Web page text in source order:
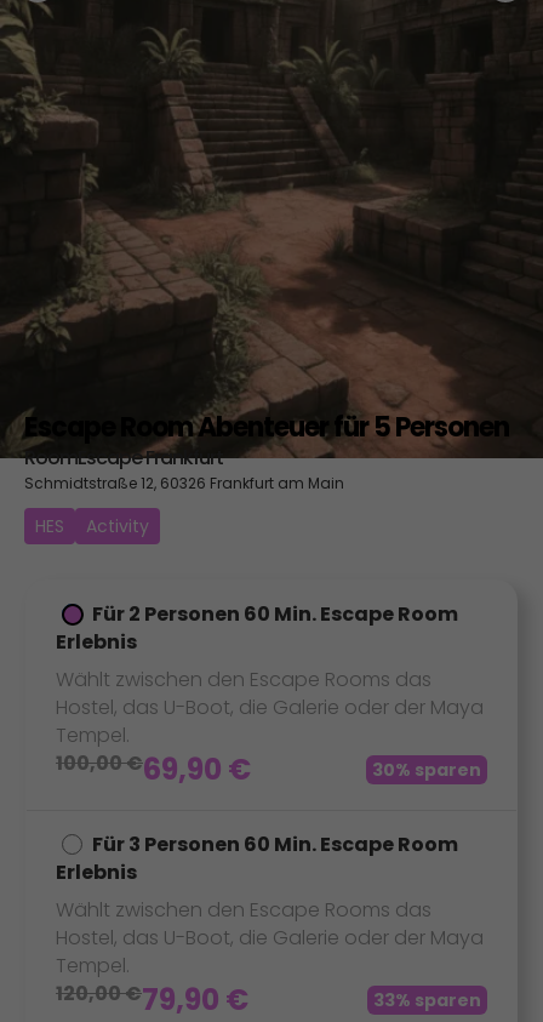
Escape Room Abenteuer für 5 Personen
RoomEscape Frankfurt
Schmidtstraße 12, 60326 Frankfurt am Main
HES Activity
Für 2 Personen 60 Min. Escape Room
Erlebnis
Wählt zwischen den Escape Rooms das
Hostel, das U-Boot, die Galerie oder der Maya
Tempel.
100,00€69,90 € 30% sparen
Für 3 Personen 60 Min. Escape Room
Erlebnis
Wählt zwischen den Escape Rooms das
Hostel, das U-Boot, die Galerie oder der Maya
Tempel.
120,00€79,90 € 33% sparen